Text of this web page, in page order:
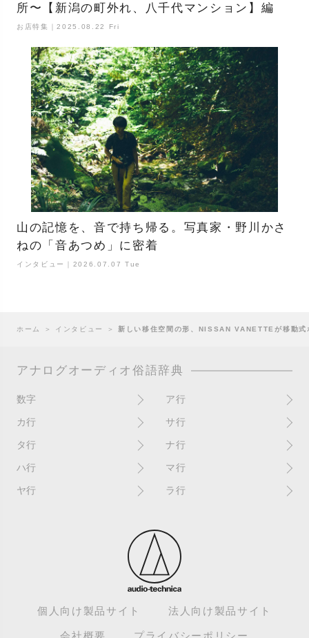
所〜【新潟の町外れ、八千代マンション】編
お店特集｜2025.08.22 Fri
山の記憶を、音で持ち帰る。写真家・野川かさ
ねの「音あつめ」に密着
インタビュー｜2026.07.07 Tue
ホーム ＞ インタビュー ＞ 新しい移住空間の形、NISSAN VANETTEが移動
アナログオーディオ俗語辞典
数字
10インチ
4チャンネル
ア行
RPM(33,45)
赤盤
アセテート盤
EPアダプター
インシュレーター
インナースリーブ
ウォーターダメージ
内袋
ン）
カ行
書き込み
歌詞記載ジャケット
ガチャ盤
カンパニースリーブ
サ行
サイン
CDJ
シールド盤
シュリンク残存
白盤
針圧
スクラッチ
スタビライザー
スチレン盤
タ行
ターンテーブル
ダイナフレックス
Discogs（ディスコグス）
テストプレス
デッドワックス
ナ行
2枚使い
ン）
ハ行
ハウリング
パンチホール
マ行
マスターテンポ
マトリックス番号
未開封
ミキサー
耳
M / NM（レコードコンディ
M / NM（カバーコンディショ
ヤ行 ラ行
リイシュー / 再発
リミックス
ループ
ループ溝/ロックド・グルーヴ/
ループ集
レーベルダメージ
個人向け製品サイト 法人向け製品サイト
会社概要 プライバシーポリシー